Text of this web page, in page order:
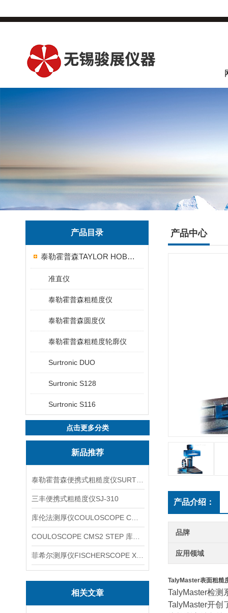
产品目录
泰勒霍普森TAYLOR HOBSON粗糙度仪
准直仪
泰勒霍普森粗糙度仪
泰勒霍普森圆度仪
泰勒霍普森粗糙度轮廓仪
Surtronic DUO
Surtronic S128
Surtronic S116
点击更多分类
新品推荐
三丰便携式粗糙度仪SJ-310
相关文章
产品中心
产品介绍：
品牌
应用领域
TalyMaster表面粗糙
TalyMaster检测
TalyMaster开创